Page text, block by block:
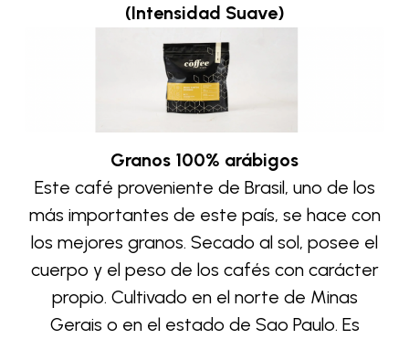
(Intensidad Suave)
Granos 100% arábigos
Este café proveniente de Brasil, uno de los
más importantes de este país, se hace con
los mejores granos. Secado al sol, posee el
cuerpo y el peso de los cafés con carácter
propio. Cultivado en el norte de Minas
Gerais o en el estado de Sao Paulo. Es